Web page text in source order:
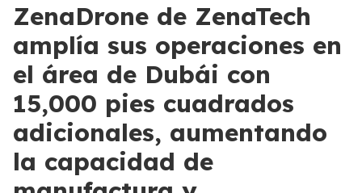
ZenaDrone de ZenaTech
amplía sus operaciones en
el área de Dubái con
15,000 pies cuadrados
adicionales, aumentando
la capacidad de